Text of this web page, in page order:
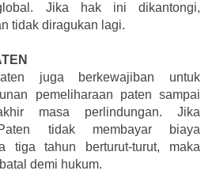
Jika hak ini dikantongi,
tidak diragukan lagi.
juga berkewajiban untuk
pemeliharaan paten sampai
masa perlindungan. Jika
tidak membayar biaya
tiga tahun berturut-turut, maka
demi hukum.